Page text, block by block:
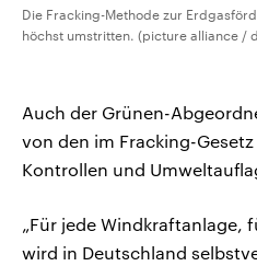
Die Fracking-Methode zur
höchst umstritten. (picture alliance /
Auch der Grünen-
von den im Fracking-
Kontrollen und
„Für jede Windkraftanlage,
wird in Deutschland